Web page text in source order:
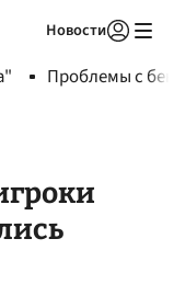
Новости
Проблемы с